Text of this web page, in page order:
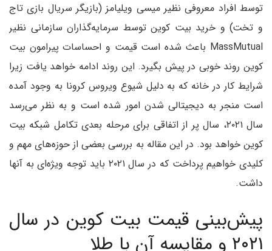
توسط افراد معروفی نظیر میسی ویلیامز (بازیگر سریال بازی تاج
و تخت) و خرید بیت کوین توسط سرمایه‌گذاران سازمانی نظیر
MassMutual باعث شده است قیمت و احساسات پیرامون بیت
کوین روند خوبی در پیش بگیرد. این روند ادامه خواهد یافت زیرا
شرایط کار در خانه که به دلیل شیوع ویروس کرونا به وجود آمده
است منجر به دیجیتالی شدن امور شده است و به نظر می‌رسد
سال ۲۰۲۱، سال پر از اتفاقی برای مرحله بعدی تکامل شبکه بیت
کوین خواهد بود. در این مقاله به بررسی بعضی از حوزه‌های مهم و
کلیدی خواهیم پرداخت که در سال ۲۰۲۱ باید توجه ویژه‌ای به آنها
داشت.
پیش‌بینی قیمت بیت کوین در سال
۲۰۲۱ و مقایسه آن با طلا